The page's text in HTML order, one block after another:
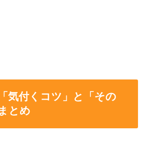
気付くコツ」と「その
とめ